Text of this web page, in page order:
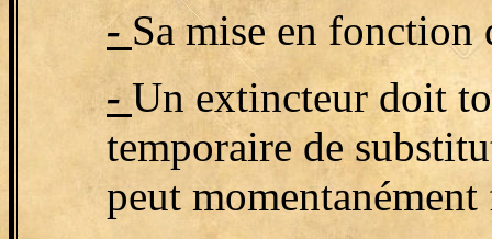
-Sa mise en fonction
- Un extincteur doit
temporaire de
peut